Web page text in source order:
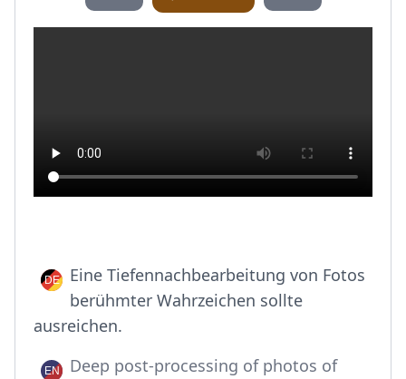
Eine Tiefennachbearbeitung von Fotos
berühmter Wahrzeichen sollte
ausreichen.
Deep post-processing of photos of